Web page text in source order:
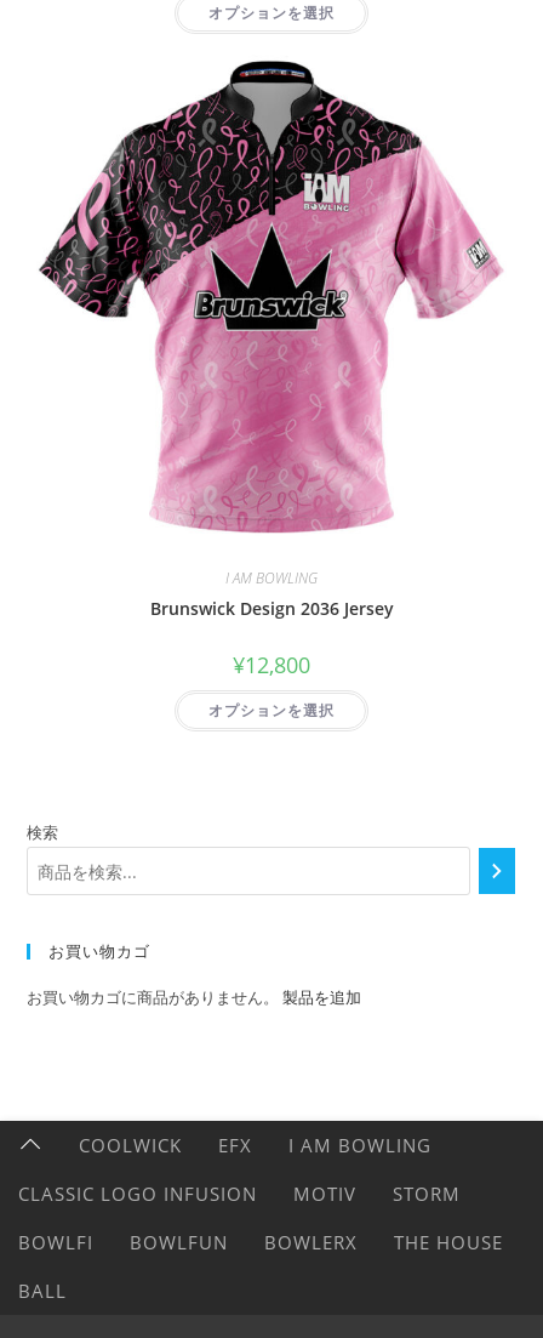
オプションを選択
I AM BOWLING
Brunswick Design 2036 Jersey
¥12,800
オプションを選択
検索
お買い物カゴ
お買い物カゴに商品がありません。製品を追加
COOLWICK EFX
I AM BOWLING
CLASSIC LOGO INFUSION
MOTIV
STORM
BOWLFI
BOWLFUN BOWLERX
THE HOUSE
BALL